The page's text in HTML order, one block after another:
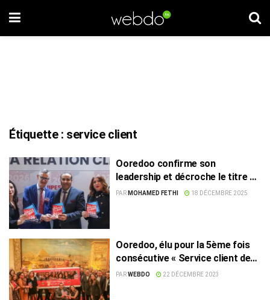
Étiquette : service client
Ooredoo confirme son
leadership et décroche le titre de
Service Client de l’Année
PAR MOHAMED FETHI 18 DÉCEMBRE 2025
Ooredoo, élu pour la 5ème fois
consécutive « Service client de
l’année 2024 »
PARWEBDO 22 DÉCEMBRE 2023